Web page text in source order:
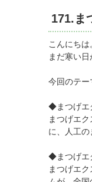
医師の
当院勤
院内の
検査･
症状
目の
角膜疾
ドラ
網膜
黄斑
コン
緑内
角膜専
ドライ
白内
白内
黄斑
予約
処方
定期
コン
遠近
サーク
171.ま
こんにちは
まだ寒い
今回のテー
◆まつげエ
まつげエ
に、人工の
◆まつげエ
まつげエ